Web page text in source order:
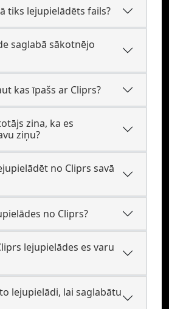
tiks lejupielādēts fails?
saglabā sākotnējo
kas īpašs ar Cliprs?
zina, ka es
ziņu?
no Cliprs savā
no Cliprs?
lejupielādes es varu
lejupielādi, lai saglabātu